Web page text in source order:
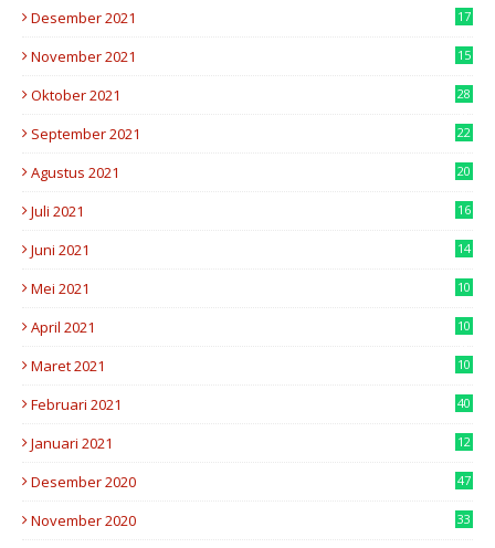
Desember 2021
17
November 2021
15
Oktober 2021
28
September 2021
22
Agustus 2021
20
Juli 2021
16
Juni 2021
14
Mei 2021
10
April 2021
10
Maret 2021
10
Februari 2021 40
Januari 2021 12
Desember 2020 47
November 2020 33